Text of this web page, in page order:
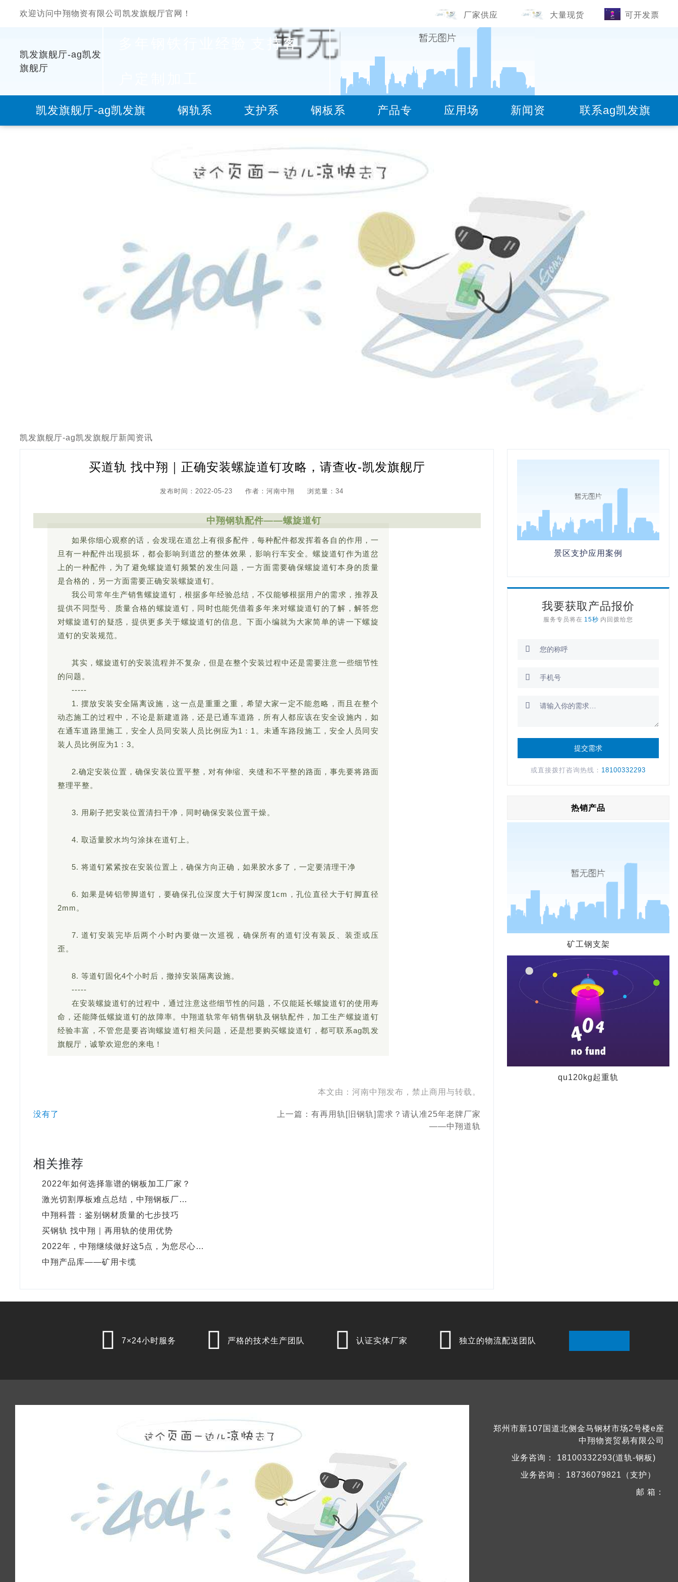
欢迎访问中翔物资有限公司凯发旗舰厅官网！ 厂家供应 大量现货 可开发票
凯发旗舰厅-ag凯发
旗舰厅
支持客
服务热线
凯发旗舰厅-ag凯发旗 钢轨系 支护系 钢板系 产品专 应用场 新闻资 联系ag凯发旗
凯发旗舰厅-ag凯发旗舰厅新闻资讯
买道轨 找中翔｜正确安装螺旋道钉攻略，请查收-凯发旗舰厅
发布时间：2022-05-23 作者：河南中翔 浏览量：34
中翔钢轨配件——螺旋道钉
如果你细心观察的话，会发现在道岔上有很多配件，每种配件都发挥着各自的作用，一
旦有一种配件出现损坏，都会影响到道岔的整体效果，影响行车安全。螺旋道钉作为道岔
上的一种配件，为了避免螺旋道钉频繁的发生问题，一方面需要确保螺旋道钉本身的质量
是合格的，另一方面需要正确安装螺旋道钉。
我公司常年生产销售螺旋道钉，根据多年经验总结，不仅能够根据用户的需求，推荐及
提供不同型号、质量合格的螺旋道钉，同时也能凭借着多年来对螺旋道钉的了解，解答您
对螺旋道钉的疑惑，提供更多关于螺旋道钉的信息。下面小编就为大家简单的讲一下螺旋
道钉的安装规范。
其实，螺旋道钉的安装流程并不复杂，但是在整个安装过程中还是需要注意一些细节性
的问题。
-----
1. 摆放安装安全隔离设施，这一点是重重之重，希望大家一定不能忽略，而且在整个
动态施工的过程中，不论是新建道路，还是已通车道路，所有人都应该在安全设施内，如
在通车道路里施工，安全人员同安装人员比例应为1：1。未通车路段施工，安全人员同安
装人员比例应为1：3。
2.确定安装位置，确保安装位置平整，对有伸缩、夹缝和不平整的路面，事先要将路面
整理平整。
3. 用刷子把安装位置清扫干净，同时确保安装位置干燥。
4. 取适量胶水均匀涂抹在道钉上。
5. 将道钉紧紧按在安装位置上，确保方向正确，如果胶水多了，一定要清理干净
6. 如果是铸铝带脚道钉，要确保孔位深度大于钉脚深度1cm，孔位直径大于钉脚直径
2mm。
7. 道钉安装完毕后两个小时内要做一次巡视，确保所有的道钉没有装反、装歪或压
歪。
8. 等道钉固化4个小时后，撤掉安装隔离设施。
-----
在安装螺旋道钉的过程中，通过注意这些细节性的问题，不仅能延长螺旋道钉的使用寿
命，还能降低螺旋道钉的故障率。中翔道轨常年销售钢轨及钢轨配件，加工生产螺旋道钉
经验丰富，不管您是要咨询螺旋道钉相关问题，还是想要购买螺旋道钉，都可联系ag凯发
旗舰厅，诚挚欢迎您的来电！
本文由：河南中翔发布，禁止商用与转载。
没有了
上一篇：有再用轨[旧钢轨]需求？请认准25年老牌厂家
——中翔道轨
相关推荐
2022年如何选择靠谱的钢板加工厂家？
激光切割厚板难点总结，中翔钢板厂…
中翔科普：鉴别钢材质量的七步技巧
买钢轨 找中翔｜再用轨的使用优势
2022年，中翔继续做好这5点，为您尽心…
中翔产品库——矿用卡缆
景区支护应用案例
我要获取产品报价
服务专员将在 15秒 内回拨给您



或直接拨打咨询热线： 18100332293
热销产品
矿工钢支架
qu120kg起重轨
 7×24小时服务  严格的技术生产团队  认证实体厂家  独立的物流配送团队
郑州市新107国道北侧金马钢材市场2号楼e座
中翔物资贸易有限公司
业务咨询：
18100332293(道轨-钢板)
业务咨询：
18736079821（支护）
邮 箱：